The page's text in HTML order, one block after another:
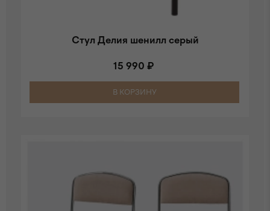
Стул Делия шенилл серый
15 990 ₽
В КОРЗИНУ